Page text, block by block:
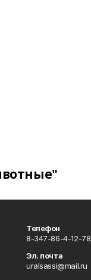
Телефон
8-347-86-4-12-78
Эл. почта
uralsassi@mail.ru